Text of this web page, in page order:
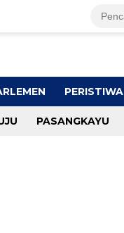
PERISTIWA
PASANGKAYU